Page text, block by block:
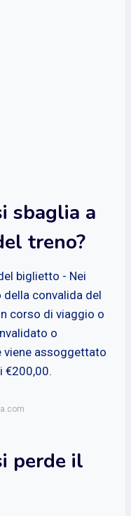
sbaglia a
treno?
biglietto - Nei
convalida del
corso di viaggio o
o
viene assoggettato
€200,00.
perde il